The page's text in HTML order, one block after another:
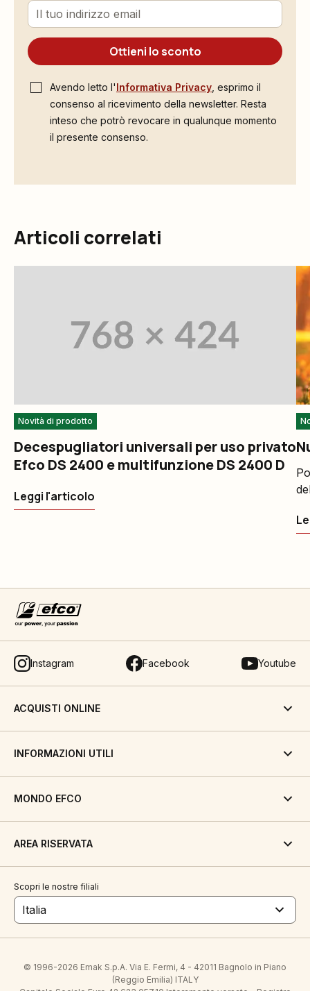
Ottieni lo sconto
Avendo letto l'Informativa Privacy , esprimo il
consenso al ricevimento della newsletter. Resta
inteso che potrò revocare in qualunque momento
il presente consenso.
Articoli correlati
Novità di prodotto
Decespugliatori universali per uso privato
Efco DS 2400 e multifunzione DS 2400 D
Leggi l'articolo
Instagram Facebook Youtube
ACQUISTI ONLINE
INFORMAZIONI UTILI
MONDO EFCO
AREA RISERVATA
Scopri le nostre filiali
Italia
© 1996-2026 Emak S.p.A. Via E. Fermi, 4 - 42011 Bagnolo in Piano
(Reggio Emilia) ITALY